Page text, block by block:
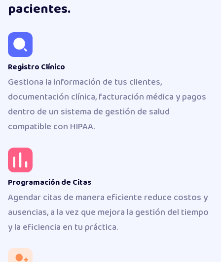
pacientes.
Registro Clínico
Gestiona la información de tus clientes,
documentación clínica, facturación médica y pagos
dentro de un sistema de gestión de salud
compatible con HIPAA.
Programación de Citas
Agendar citas de manera eficiente reduce costos y
ausencias, a la vez que mejora la gestión del tiempo
y la eficiencia en tu práctica.